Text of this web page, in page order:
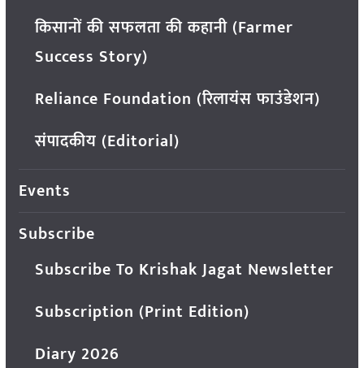
किसानों की सफलता की कहानी (Farmer
Success Story)
Reliance Foundation (रिलायंस फाउंडेशन)
संपादकीय (Editorial)
Events
Subscribe
Subscribe To Krishak Jagat Newsletter
Subscription (Print Edition)
Diary 2026